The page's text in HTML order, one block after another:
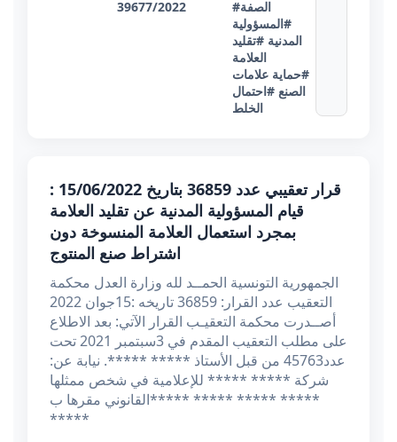
39677/2022
#الصفة
#المسؤولية
المدنية #تقليد
العلامة
#حماية علامات
الصنع #احتمال
الخلط
قرار تعقيبي عدد 36859 بتاريخ 15/06/2022 :
قيام المسؤولية المدنية عن تقليد العلامة
بمجرد استعمال العلامة المنسوخة دون
اشتراط صنع المنتوج
الجمهورية التونسية الحمــد لله وزارة العدل محكمة
التعقيب عدد القرار: 36859 تاريخه :15جوان 2022
أصــدرت محكمة التعقيـب القرار الآتي: بعد الاطلاع
على مطلب التعقيب المقدم في 3سبتمبر 2021 تحت
عدد45763 من قبل الأستاذ ***** *****. نيابة عن:
شركة ***** ***** للإعلامية في شخص ممثلها
القانوني مقرها ب***** ***** ***** *****
*****